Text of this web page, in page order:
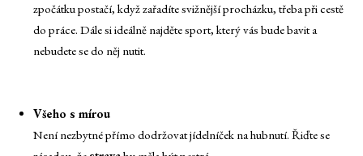
zpočátku postačí, když zařadíte svižnější procházku, třeba při cestě
do práce. Dále si ideálně najděte sport, který vás bude bavit a
nebudete se do něj nutit.
Všeho s mírou
Není nezbytné přímo dodržovat jídelníček na hubnutí. Řiďte se